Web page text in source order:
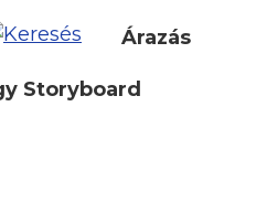
Árazás
Storyboard